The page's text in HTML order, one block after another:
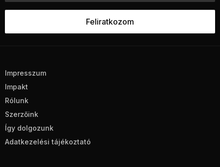
Impresszum
Impakt
Rólunk
Szerzőink
Így dolgozunk
Adatkezelési tájékoztató